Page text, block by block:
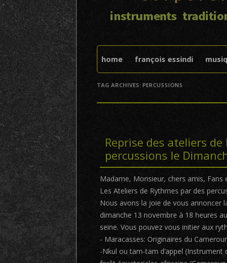
home
françois essindi
TAG ARCHIVES: PERCUSSIONS
Reprise des ateliers
percussions le
Madame, Monsieur, chers amis, Fans
Les Ateliers de Rythmes par des
Nous avons la joie de vous annoncer
dimanche 13 novembre à 18 heures
seine. Vous pouvez vous initier aux
- Maracasses: Originaires du
-Nkul ou tam-tam d’appel